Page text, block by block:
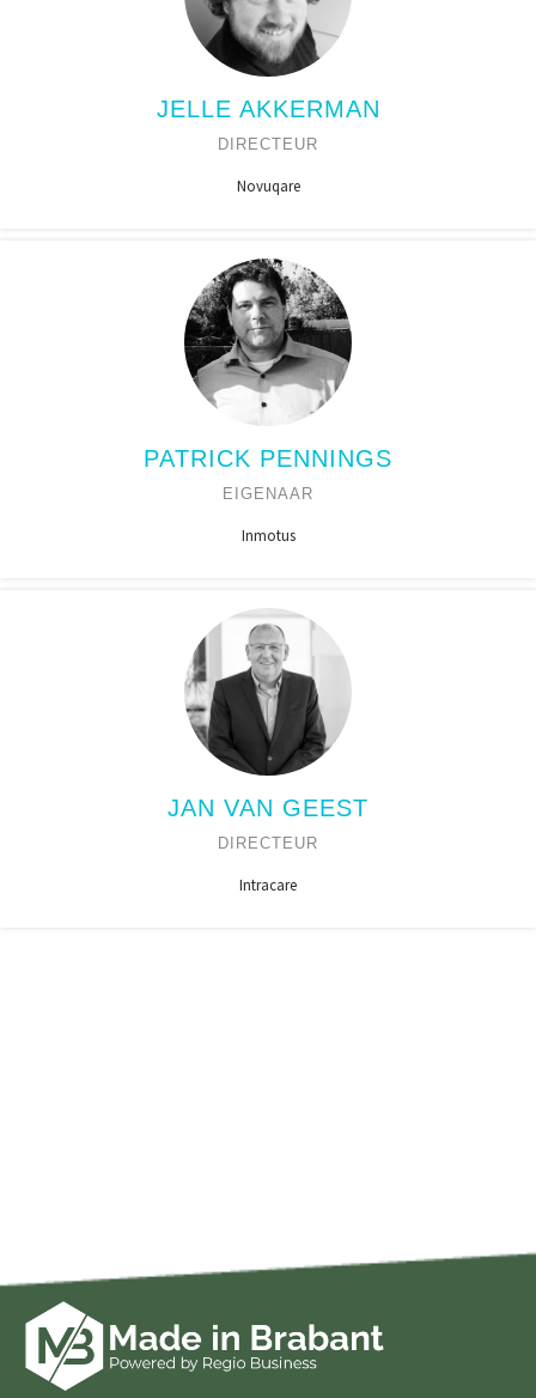
JELLE AKKERMAN
DIRECTEUR
Novuqare
PATRICK PENNINGS
EIGENAAR
Inmotus
JAN VAN GEEST
DIRECTEUR
Intracare